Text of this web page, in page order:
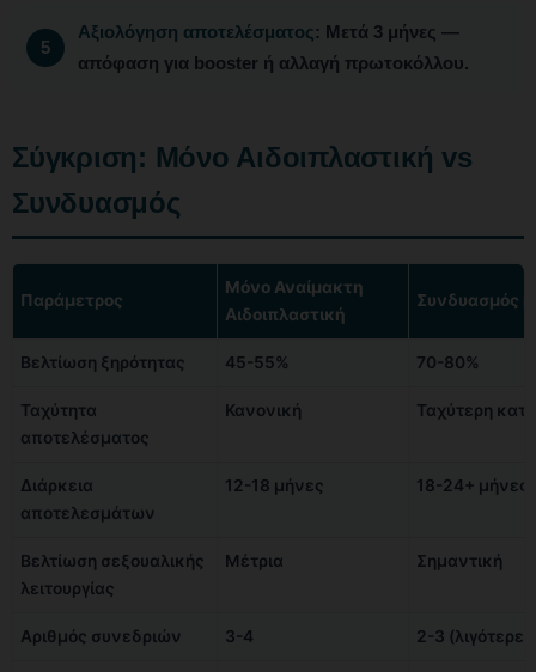
Αξιολόγηση αποτελέσματος : Μετά 3 μήνες —
απόφαση για booster ή αλλαγή πρωτοκόλλου.
Σύγκριση: Μόνο Αιδοιπλαστική vs
Συνδυασμός
Παράμετρος
Μόνο Αναίμακτη
Αιδοιπλαστική
Συνδυασμός
Βελτίωση ξηρότητας 45-55% 70-80%
Ταχύτητα
αποτελέσματος
Κανονική Ταχύτερη
Διάρκεια
αποτελεσμάτων
12-18 μήνες 18-24+ μήνες
Βελτίωση σεξουαλικής
λειτουργίας
Μέτρια Σημαντική
Αριθμός συνεδριών 3-4 2-3